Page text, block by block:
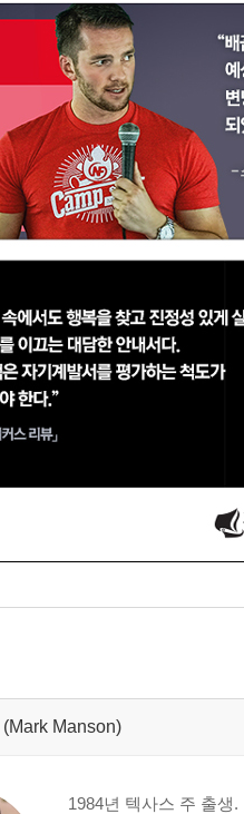
(Mark Manson)
1984년 텍사스 주 출생